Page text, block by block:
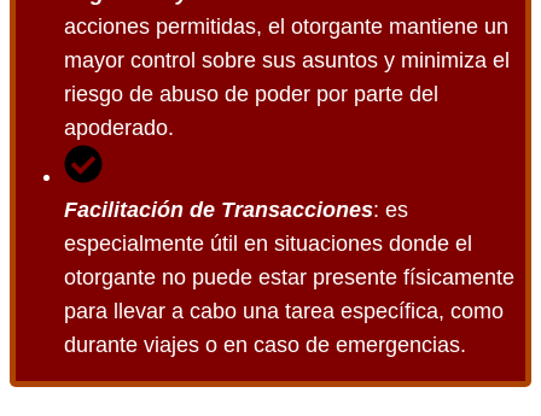
acciones permitidas, el otorgante mantiene un
mayor control sobre sus asuntos y minimiza el
riesgo de abuso de poder por parte del
apoderado.
Facilitación de Transacciones: es
especialmente útil en situaciones donde el
otorgante no puede estar presente físicamente
para llevar a cabo una tarea específica, como
durante viajes o en caso de emergencias.